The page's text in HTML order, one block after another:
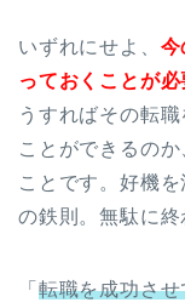
いずれにせよ、 今
っておくことが必
うすればその転
ことができるの
ことです。好機
の鉄則。無駄に終
「 転職を成功さ